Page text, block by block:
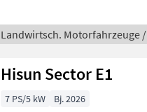
Landwirtsch. Motorfahrzeuge /
Hisun Sector E1
7 PS/5 kW Bj. 2026